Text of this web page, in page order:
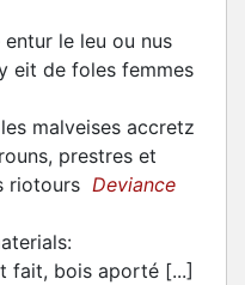
le leu ou nus
eit de foles femmes
malveises accretz
prestres et
riotours Deviance
:
fait, bois aporté [...]